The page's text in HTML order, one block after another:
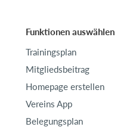
Funktionen auswählen
Trainingsplan
Mitgliedsbeitrag
Homepage erstellen
Vereins App
Belegungsplan